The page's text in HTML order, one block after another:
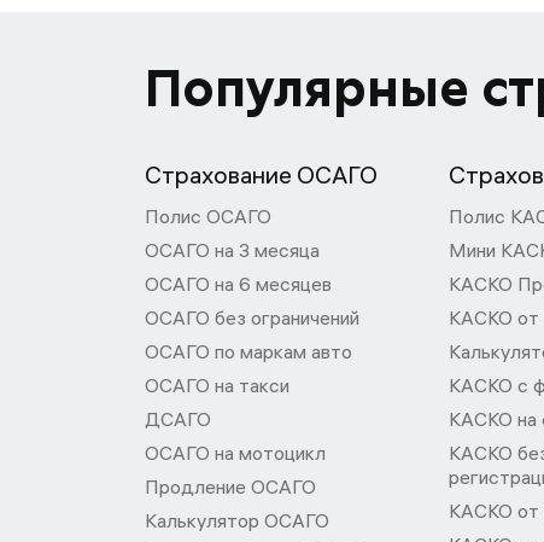
Популярные
Страхование ОСАГО
Полис ОСАГО
ОСАГО на 3 месяца
ОСАГО на 6 месяцев
ОСАГО без ограничений
ОСАГО по маркам авто
ОСАГО на такси
ДСАГО
ОСАГО на мотоцикл
Продление ОСАГО
Калькулятор ОСАГО
Полис
Мини
КАСКО
КАСКО от
КАСКО с
КАСКО на
КАСКО
КАСКО от